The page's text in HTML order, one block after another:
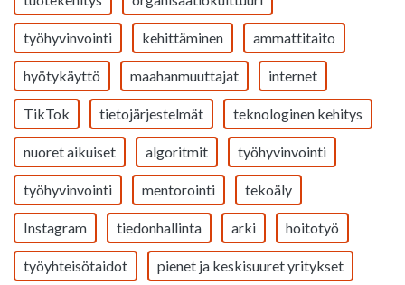
työhyvinvointi kehittäminen ammattitaito
hyötykäyttö maahanmuuttajat internet
TikTok tietojärjestelmät teknologinen kehitys
nuoret aikuiset algoritmit työhyvinvointi
työhyvinvointi mentorointi tekoäly
Instagram tiedonhallinta arki hoitotyö
työyhteisötaidot pienet ja keskisuuret yritykset